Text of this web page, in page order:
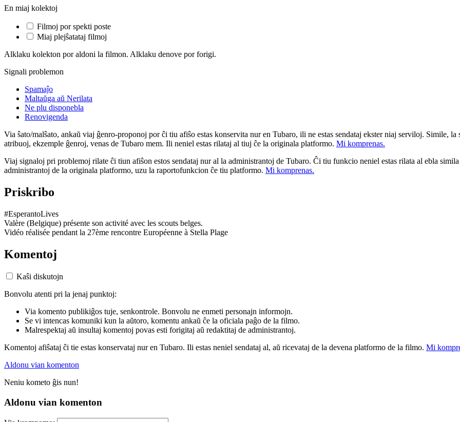
En miaj kolektoj
Filmoj por spekti poste
Miaj plejŝatataj filmoj
Alklaku kolekton por aldoni la filmon. Alklaku denove por forigi.
Signali problemon
Spamaĵo
Maltaŭga aŭ Nerilata
Ne plu disponebla
Renovigenda
Via ŝato/malŝato, ankaŭ viaj ĝenro-proponoj por ĉi tiu afiŝo estas konservita nur en Tubaro, ili ne estas sendataj ekster niaj serviloj. Simile,
atribuoj, ekzemple ĝenroj, venas de Tubaro mem. Ili neniel estas rilataj al tiuj ĉe la originala platformo. Mi komprenas.
Viaj signaloj pri problemoj rilate ĉi tiun afiŝon estos sendataj nur al la administrantoj de Tubaro. Ĉi tiu funkcio neniel estas rilata al ebla
administrantoj de la originala platformo, uzu la raportofunkcion ĉe tiu platformo. Mi komprenas.
Priskribo
#EsperantoLives
Valère (Belgique) présente son activité avec les scouts belges.
Vidéo réalisée pendant la 27ème rencontre Européenne à Stella Plage
Komentoj
Kaŝi diskutojn
Bonvolu atenti pri la jenaj punktoj:
Via komento publikiĝos tuje, senkontrole. Bonvolu ne enmeti personajn informojn.
Se vi intencas komuniki kun la aŭtoro, komentu ankaŭ ĉe la oficiala paĝo de la filmo.
Malrespektaj aŭ insultaj komentoj povas esti forigitaj aŭ redaktitaj de administrantoj.
Komentoj afiŝataj ĉi tie estas konservataj nur en Tubaro. Ili estas neniel sendataj al, aŭ ricevataj de la devena platformo de la filmo. Mi
Aldonu vian komenton
Neniu kometo ĝis nun!
Aldonu vian komenton